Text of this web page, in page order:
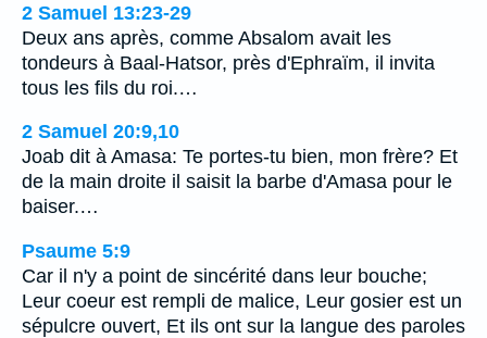
2 Samuel 13:23-29
Deux ans après, comme Absalom avait les
tondeurs à Baal-Hatsor, près d'Ephraïm, il invita
tous les fils du roi.…
2 Samuel 20:9,10
Joab dit à Amasa: Te portes-tu bien, mon frère? Et
de la main droite il saisit la barbe d'Amasa pour le
baiser.…
Psaume 5:9
Car il n'y a point de sincérité dans leur bouche;
Leur coeur est rempli de malice, Leur gosier est un
sépulcre ouvert, Et ils ont sur la langue des paroles